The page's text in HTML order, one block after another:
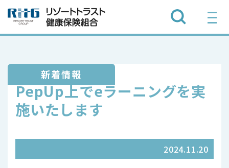
PepUp上でeラーニングを実
施いたします
2024.11.20
新着情報